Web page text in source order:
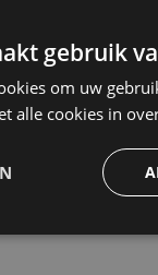
gebruik
om uw
alle cookies in